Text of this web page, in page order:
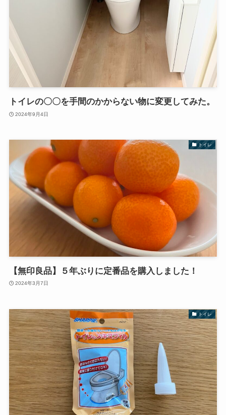
トイレの〇〇を手間のかからない物に変更してみた。
2024年9月4日
トイレ
【無印良品】５年ぶりに定番品を購入しました！
2024年3月7日
トイレ